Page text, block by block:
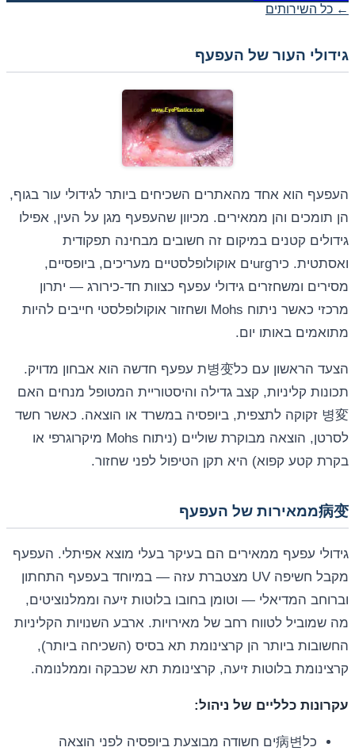
← כל השירותים
גידולי העור של העפעף
העפעף הוא אחד מהאתרים השכיחים ביותר לגידולי עור בגוף,
הן תומכים והן ממאירים. מכיוון שהעפעף מגן על העין, אפילו
גידולים קטנים במיקום זה חשובים מבחינה תפקודית
ואסתטית. כירurgים אוקולופלסטיים מעריכים, ביופסיים,
מסירים ומשחזרים גידולי עפעף כצוות חד-כירורג — יתרון
מרכזי כאשר ניתוח Mohs ושחזור אוקולופלסטי חייבים להיות
מתואמים באותו יום.
הצעד הראשון עם כל병变ת עפעף חדשה הוא אבחון מדויק.
תכונות קליניות, קצב גדילה והיסטוריית המטופל מנחים האם
병変 זקוקה לתצפית, ביופסיה במשרד או הוצאה. כאשר חשד
לסרטן, הוצאה מבוקרת שוליים (ניתוח Mohs מיקרוגרפי או
בקרת קטע קפוא) היא תקן הטיפול לפני שחזור.
病变ממאירות של העפעף
גידולי עפעף ממאירים הם בעיקר בעלי מוצא אפיתלי. העפעף
מקבל חשיפה UV מצטברת עזה — במיוחד בעפעף התחתון
וברוחב המדיאלי — וטומן בחובו בלוטות זיעה וממלנוציטים,
מה שמוביל לטווח רחב של מאירויות. ארבע השנויות הקליניות
החשובות ביותר הן קרצינומת תא בסיס (השכיחה ביותר),
קרצינומת בלוטות זיעה, קרצינומת תא שכבקה וממלנומה.
עקרונות כלליים של ניהול:
כל病변ים חשודה מבוצעת ביופסיה לפני הוצאה